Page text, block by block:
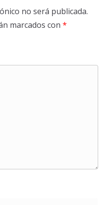
no será publicada.
marcados con *